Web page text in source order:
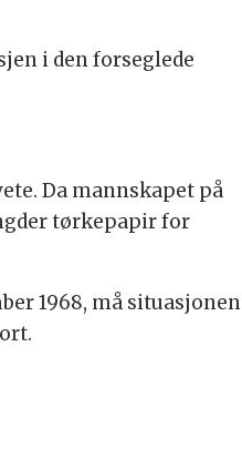
i den forseglede
Da mannskapet på
tørkepapir for
1968, må situasjonen